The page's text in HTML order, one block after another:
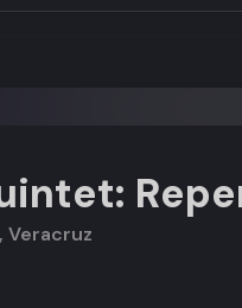
Veracruz